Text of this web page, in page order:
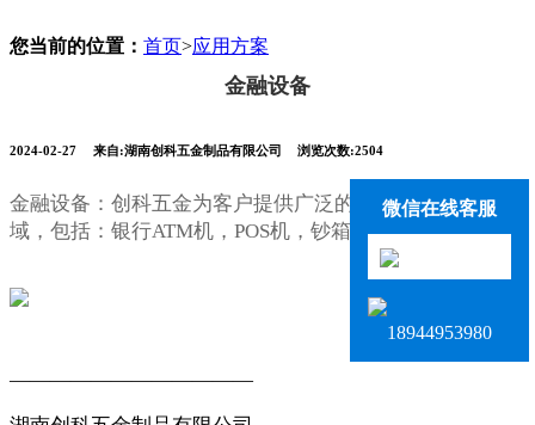
您当前的位置： 首页>应用方案
金融设备
2024-02-27 来自:湖南创科五金制品有限公司 浏览次数:2504
金融设备：创科五金为客户提供广泛的锁具应用解决方案
域，包括：银行ATM机，POS机，钞箱，保险柜等。
————————————
微信在线客服
18944953980